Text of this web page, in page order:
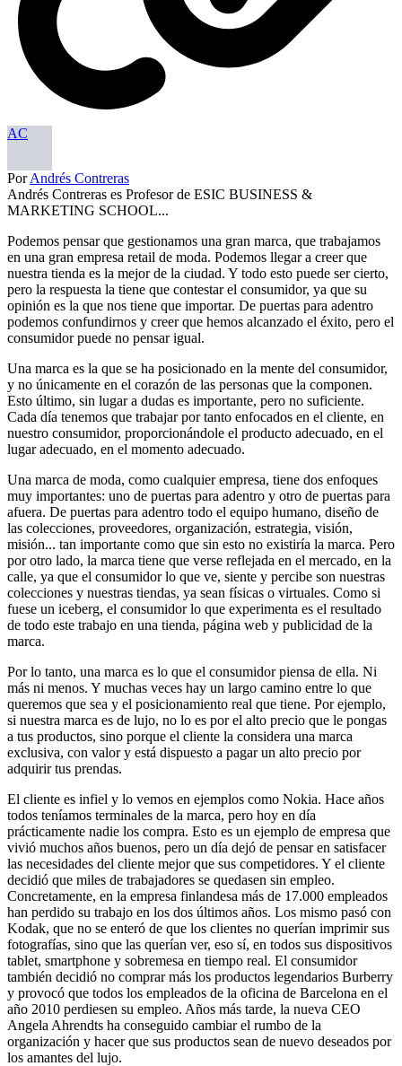
AC
PorAndrés Contreras
Andrés Contreras es Profesor de ESIC BUSINESS &
MARKETING SCHOOL...
Podemos pensar que gestionamos una gran marca, que trabajamos
en una gran empresa retail de moda. Podemos llegar a creer que
nuestra tienda es la mejor de la ciudad. Y todo esto puede ser cierto,
pero la respuesta la tiene que contestar el consumidor, ya que su
opinión es la que nos tiene que importar. De puertas para adentro
podemos confundirnos y creer que hemos alcanzado el éxito, pero el
consumidor puede no pensar igual.
Una marca es la que se ha posicionado en la mente del consumidor,
y no únicamente en el corazón de las personas que la componen.
Esto último, sin lugar a dudas es importante, pero no suficiente.
Cada día tenemos que trabajar por tanto enfocados en el cliente, en
nuestro consumidor, proporcionándole el producto adecuado, en el
lugar adecuado, en el momento adecuado.
Una marca de moda, como cualquier empresa, tiene dos enfoques
muy importantes: uno de puertas para adentro y otro de puertas para
afuera. De puertas para adentro todo el equipo humano, diseño de
las colecciones, proveedores, organización, estrategia, visión,
misión... tan importante como que sin esto no existiría la marca. Pero
por otro lado, la marca tiene que verse reflejada en el mercado, en la
calle, ya que el consumidor lo que ve, siente y percibe son nuestras
colecciones y nuestras tiendas, ya sean físicas o virtuales. Como si
fuese un iceberg, el consumidor lo que experimenta es el resultado
de todo este trabajo en una tienda, página web y publicidad de la
marca.
Por lo tanto, una marca es lo que el consumidor piensa de ella. Ni
más ni menos. Y muchas veces hay un largo camino entre lo que
queremos que sea y el posicionamiento real que tiene. Por ejemplo,
si nuestra marca es de lujo, no lo es por el alto precio que le pongas
a tus productos, sino porque el cliente la considera una marca
exclusiva, con valor y está dispuesto a pagar un alto precio por
adquirir tus prendas.
El cliente es infiel y lo vemos en ejemplos como Nokia. Hace años
todos teníamos terminales de la marca, pero hoy en día
prácticamente nadie los compra. Esto es un ejemplo de empresa que
vivió muchos años buenos, pero un día dejó de pensar en satisfacer
las necesidades del cliente mejor que sus competidores. Y el cliente
decidió que miles de trabajadores se quedasen sin empleo.
Concretamente, en la empresa finlandesa más de 17.000 empleados
han perdido su trabajo en los dos últimos años. Los mismo pasó con
Kodak, que no se enteró de que los clientes no querían imprimir sus
fotografías, sino que las querían ver, eso sí, en todos sus dispositivos
tablet, smartphone y sobremesa en tiempo real. El consumidor
también decidió no comprar más los productos legendarios Burberry
y provocó que todos los empleados de la oficina de Barcelona en el
año 2010 perdiesen su empleo. Años más tarde, la nueva CEO
Angela Ahrendts ha conseguido cambiar el rumbo de la
organización y hacer que sus productos sean de nuevo deseados por
los amantes del lujo.